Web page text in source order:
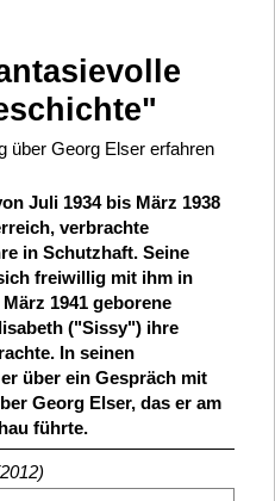
über Georg Elser erfahren
Juli 1934 bis März 1938
verbrachte
in Schutzhaft. Seine
freiwillig mit ihm in
1941 geborene
("Sissy") ihre
In seinen
über ein Gespräch mit
Georg Elser, das er am
führte.